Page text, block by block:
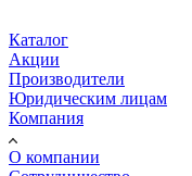
Каталог
Акции
Производители
Юридическим лицам
Компания
О компании